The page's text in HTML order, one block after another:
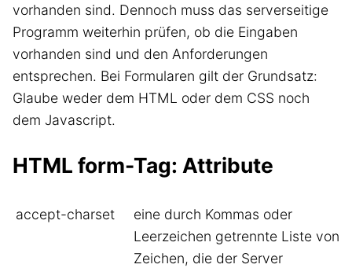
vorhanden sind. Dennoch muss das serverseitige
Programm weiterhin prüfen, ob die Eingaben
vorhanden sind und den Anforderungen
entsprechen. Bei Formularen gilt der Grundsatz:
Glaube weder dem HTML oder dem CSS noch
dem Javascript.
HTML form-Tag: Attribute
accept-charset
eine durch Kommas oder
Leerzeichen getrennte Liste von
Zeichen, die der Server